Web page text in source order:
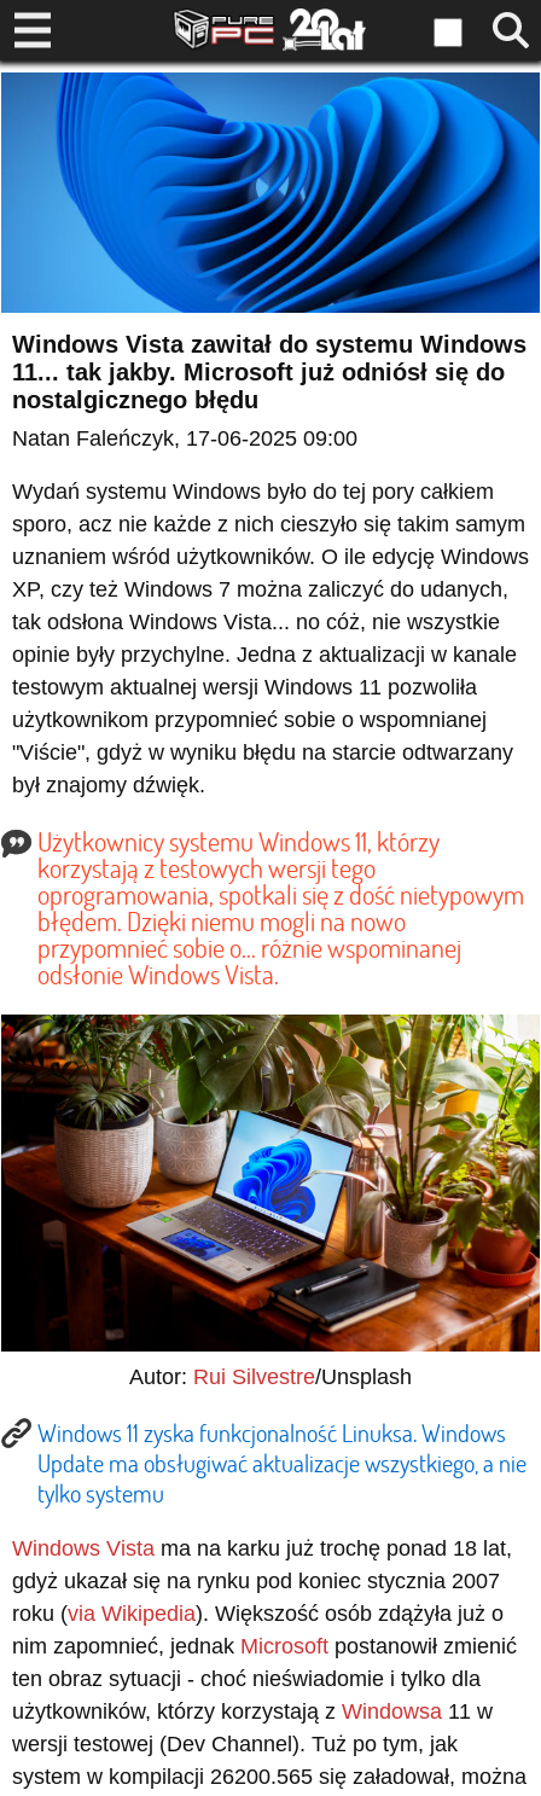
Windows Vista zawitał do systemu Windows
11... tak jakby. Microsoft już odniósł się do
nostalgicznego błędu
Natan Faleńczyk, 17-06-2025 09:00
Wydań systemu Windows było do tej pory całkiem
sporo, acz nie każde z nich cieszyło się takim samym
uznaniem wśród użytkowników. O ile edycję Windows
XP, czy też Windows 7 można zaliczyć do udanych,
tak odsłona Windows Vista... no cóż, nie wszystkie
opinie były przychylne. Jedna z aktualizacji w kanale
testowym aktualnej wersji Windows 11 pozwoliła
użytkownikom przypomnieć sobie o wspomnianej
"Viście", gdyż w wyniku błędu na starcie odtwarzany
był znajomy dźwięk.
Użytkownicy systemu Windows 11, którzy
korzystają z testowych wersji tego
oprogramowania, spotkali się z dość nietypowym
błędem. Dzięki niemu mogli na nowo
przypomnieć sobie o... różnie wspominanej
odsłonie Windows Vista.
Autor: Rui Silvestre/Unsplash
Windows 11 zyska funkcjonalność Linuksa. Windows
Update ma obsługiwać aktualizacje wszystkiego, a nie
tylko systemu
Windows Vista ma na karku już trochę ponad 18 lat,
gdyż ukazał się na rynku pod koniec stycznia 2007
roku (via Wikipedia). Większość osób zdążyła już o
nim zapomnieć, jednak Microsoft postanowił zmienić
ten obraz sytuacji - choć nieświadomie i tylko dla
użytkowników, którzy korzystają z Windowsa 11 w
wersji testowej (Dev Channel). Tuż po tym, jak
system w kompilacji 26200.565 się załadował, można